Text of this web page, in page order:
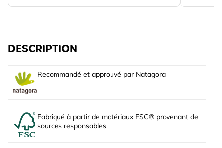
DESCRIPTION
Recommandé et approuvé par Natagora
Fabriqué à partir de matériaux FSC® provenant de
sources responsables